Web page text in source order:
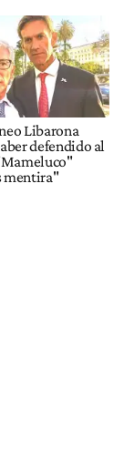
Libarona
defendido al
mentira"